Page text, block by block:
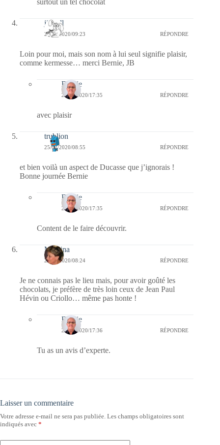
surtout un tel chocolat
jill bill
25/02/2020/09:23 RÉPONDRE
Loin pour moi, mais son nom à lui seul signifie plaisir,
comme kermesse… merci Bernie, JB
Bernie
27/02/2020/17:35 RÉPONDRE
avec plaisir
trublion
25/02/2020/08:55 RÉPONDRE
et bien voilà un aspect de Ducasse que j’ignorais !
Bonne journée Bernie
Bernie
27/02/2020/17:35 RÉPONDRE
Content de le faire découvrir.
Mamina
25/02/2020/08:24 RÉPONDRE
Je ne connais pas le lieu mais, pour avoir goûté les
chocolats, je préfère de très loin ceux de Jean Paul
Hévin ou Criollo… même pas honte !
Bernie
27/02/2020/17:36 RÉPONDRE
Tu as un avis d’experte.
Laisser un commentaire
Votre adresse e-mail ne sera pas publiée. Les champs obligatoires sont
indiqués avec *